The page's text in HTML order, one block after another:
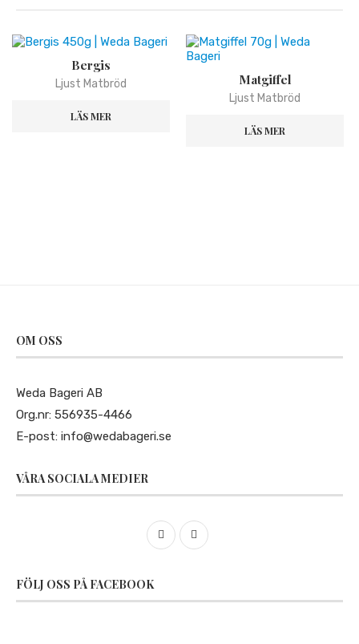
Bergis
Ljust Matbröd
LÄS MER
Matgiffel
Ljust Matbröd
LÄS MER
OM OSS
Weda Bageri AB
Org.nr: 556935-4466
E-post: info@wedabageri.se
VÅRA SOCIALA MEDIER
FÖLJ OSS PÅ FACEBOOK